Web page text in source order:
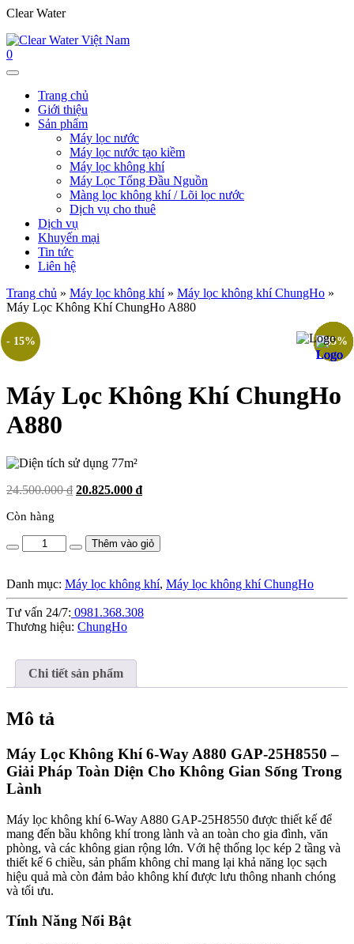
Clear Water
0
Trang chủ
Giới thiệu
Sản phẩm
Máy lọc nước
Máy lọc nước tạo kiềm
Máy lọc không khí
Máy Lọc Tổng Đầu Nguồn
Màng lọc không khí / Lõi lọc nước
Dịch vụ cho thuê
Dịch vụ
Khuyến mại
Tin tức
Liên hệ
Trang chủ » Máy lọc không khí» Máy lọc không khí ChungHo »
Máy Lọc Không Khí ChungHo A880
- 15%
Máy Lọc Không Khí ChungHo
A880
77m²
24.500.000₫ Giá
24.500.000 ₫.
20.825.000 ₫Giá
là:
20.825.000 ₫.
Còn hàng
Máy
Lọc
Khí
ChungHo
A880
quantity
Thêm vào giỏ
Danh mục: Máy lọc không khí, Máy lọc không khí ChungHo
Tư vấn 24/7: 0981.368.308
Thương hiệu: ChungHo
Chi tiết sản phẩm
Mô tả
Máy Lọc Không Khí 6-Way A880 GAP-25H8550 –
Giải Pháp Toàn Diện Cho Không Gian Sống Trong
Lành
Máy lọc không khí 6-Way A880 GAP-25H8550 được thiết kế để
mang đến bầu không khí trong lành và an toàn cho gia đình, văn
phòng, và các không gian rộng lớn. Với hệ thống lọc kép 2 tầng và
thiết kế 6 chiều, sản phẩm không chỉ mang lại khả năng lọc sạch
hiệu quả mà còn đảm bảo không khí được lưu thông nhanh chóng
và tối ưu.
Tính Năng Nổi Bật
- 35%
- 10%
- 30%
- 15%
- 45%